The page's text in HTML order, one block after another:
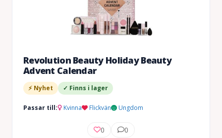
Revolution Beauty Holiday Beauty
Advent Calendar
⚡ Nyhet ✓ Finns i lager
Passar till: Kvinna Flickvän Ungdom
0 0